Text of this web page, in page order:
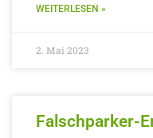
WEITERLESEN »
2. Mai 2023
Falschparker-